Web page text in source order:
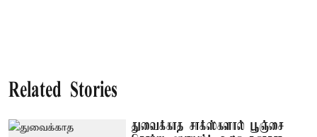
Related Stories
துவைக்காத சாக்ஸ்களால் பூஞ்சை